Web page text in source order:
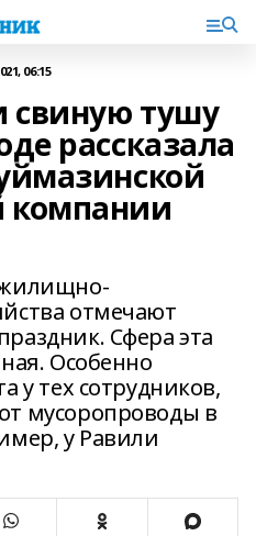
06:15
свиную тушу
рассказала
жилищно-
отмечают
Сфера эта
Особенно
у тех сотрудников,
мусоропроводы в
у Равили